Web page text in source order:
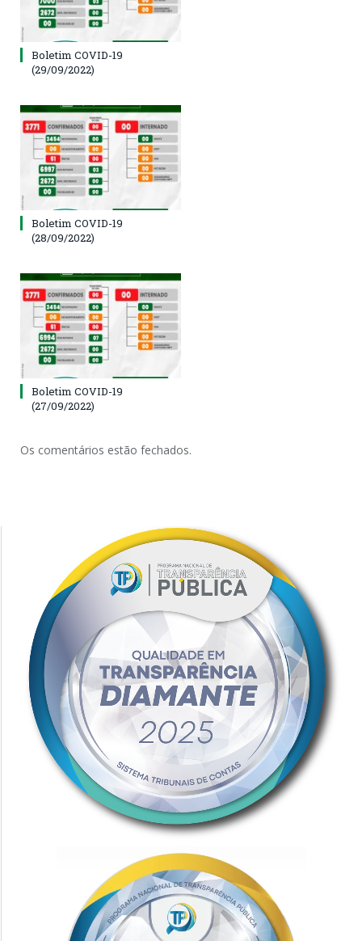
Boletim COVID-19
(29/09/2022)
Boletim COVID-19
(28/09/2022)
Boletim COVID-19
(27/09/2022)
Os comentários estão fechados.